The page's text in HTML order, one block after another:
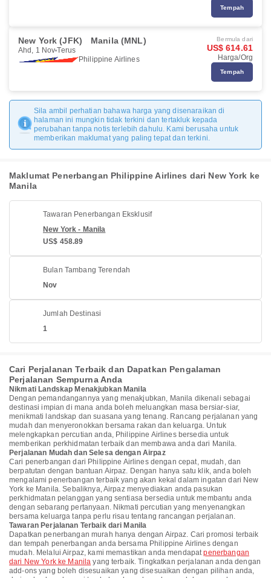
Tempah
New York (JFK) Manila (MNL)
Ahd, 1 Nov Terus
Philippine Airlines
Bermula dari
US$ 614.61
Harga/Org
Tempah
Sila ambil perhatian bahawa harga yang disenaraikan di
halaman ini mungkin tidak terkini dan tertakluk kepada
perubahan tanpa notis terlebih dahulu. Kami berusaha untuk
memberikan maklumat yang paling tepat dan terkini.
Maklumat Penerbangan Philippine Airlines dari New York ke
Manila
Tawaran Penerbangan Eksklusif
New York - Manila
US$ 458.89
Bulan Tambang Terendah
Nov
Jumlah Destinasi
1
Cari Perjalanan Terbaik dan Dapatkan Pengalaman
Perjalanan Sempurna Anda
Nikmati Landskap Menakjubkan Manila
Dengan pemandangannya yang menakjubkan, Manila dikenali sebagai
destinasi impian di mana anda boleh meluangkan masa bersiar-siar,
menikmati landskap dan suasana yang tenang. Rancang perjalanan yang
mudah dan menyeronokkan bersama rakan dan keluarga. Untuk
melengkapkan percutian anda, Philippine Airlines bersedia untuk
memberikan perkhidmatan terbaik dan membawa anda dari Manila.
Perjalanan Mudah dan Selesa dengan Airpaz
Cari penerbangan dari Philippine Airlines dengan cepat, mudah, dan
berpatutan dengan bantuan Airpaz. Dengan hanya satu klik, anda boleh
mengalami penerbangan terbaik yang akan kekal dalam ingatan dari New
York ke Manila. Sebaliknya, Airpaz menyediakan anda pasukan
perkhidmatan pelanggan yang sentiasa bersedia untuk membantu anda
dengan sebarang pertanyaan. Nikmati percutian yang menyenangkan
bersama keluarga tanpa perlu risau tentang rancangan perjalanan.
Tawaran Perjalanan Terbaik dari Manila
Dapatkan penerbangan murah hanya dengan Airpaz. Cari promosi terbaik
dan tempah penerbangan anda bersama Philippine Airlines dengan
mudah. Melalui Airpaz, kami memastikan anda mendapatpenerbangan
dari New York ke Manila yang terbaik. Tingkatkan perjalanan anda dengan
add-ons yang boleh disesuaikan yang disesuaikan dengan pilihan anda,